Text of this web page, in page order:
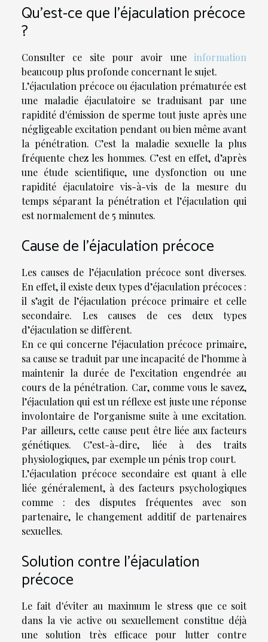
Qu’est-ce que l’éjaculation précoce
?
Consulter ce site pour avoir une information
beaucoup plus profonde concernant le sujet.
L’éjaculation précoce ou éjaculation prématurée est
une maladie éjaculatoire se traduisant par une
rapidité d'émission de sperme tout juste après une
négligeable excitation pendant ou bien même avant
la pénétration. C’est la maladie sexuelle la plus
fréquente chez les hommes. C’est en effet, d’après
une étude scientifique, une dysfonction ou une
rapidité éjaculatoire vis-à-vis de la mesure du
temps séparant la pénétration et l’éjaculation qui
est normalement de 5 minutes.
Cause de l’éjaculation précoce
Les causes de l’éjaculation précoce sont diverses.
En effet, il existe deux types d’éjaculation précoces :
il s’agit de l’éjaculation précoce primaire et celle
secondaire. Les causes de ces deux types
d’éjaculation se diffèrent.
En ce qui concerne l’éjaculation précoce primaire,
sa cause se traduit par une incapacité de l’homme à
maintenir la durée de l’excitation engendrée au
cours de la pénétration. Car, comme vous le savez,
l’éjaculation qui est un réflexe est juste une réponse
involontaire de l’organisme suite à une excitation.
Par ailleurs, cette cause peut être liée aux facteurs
génétiques. C’est-à-dire, liée à des traits
physiologiques, par exemple un pénis trop court.
L’éjaculation précoce secondaire est quant à elle
liée généralement, à des facteurs psychologiques
comme : des disputes fréquentes avec son
partenaire, le changement additif de partenaires
sexuelles.
Solution contre l’éjaculation
précoce
Le fait d'éviter au maximum le stress que ce soit
dans la vie active ou sexuellement constitue déjà
une solution très efficace pour lutter contre